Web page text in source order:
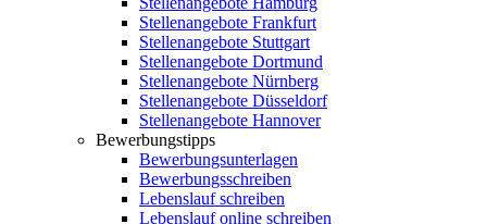
Stellenangebote Frankfurt
Stellenangebote Stuttgart
Stellenangebote Dortmund
Stellenangebote Nürnberg
Stellenangebote Düsseldorf
Stellenangebote Hannover
Bewerbungstipps
Bewerbungsunterlagen
Bewerbungsschreiben
Lebenslauf schreiben
Lebenslauf online schreiben